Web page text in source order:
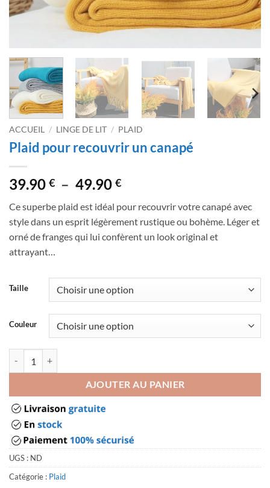
ACCUEIL / LINGE DE LIT / PLAID
Plaid pour recouvrir un canapé
39.90 € – 49.90 €Plage
prix :
39.90 €
à
Ce superbe plaid est idéal pour recouvrir votre canapé avec
style dans un esprit légèrement rustique ou bohème. Léger et
orné de franges qui lui confèrent un look original et
attrayant…
Taille
Couleur
AJOUTER AU PANIER
UGS : ND
Catégorie : Plaid